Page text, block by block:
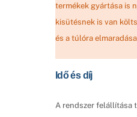
termékek gyártása is
kisütésnek is van
és a túlóra
Idő és díj
A rendszer felállítása